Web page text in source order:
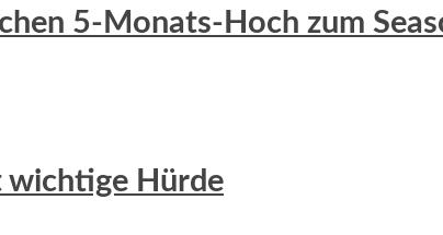
5-Monats-Hoch zum
wichtige Hürde